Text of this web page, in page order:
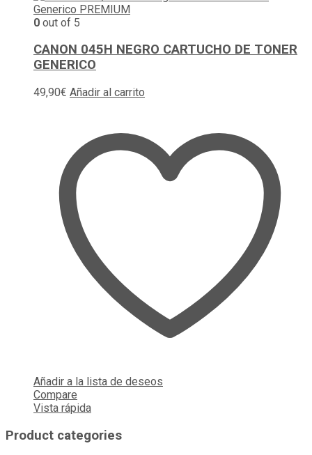
0 out of 5
CANON 045H NEGRO CARTUCHO DE TONER
GENERICO
49,90€ Añadir al carrito
Añadir a la lista de deseos
Compare
Vista rápida
Product categories